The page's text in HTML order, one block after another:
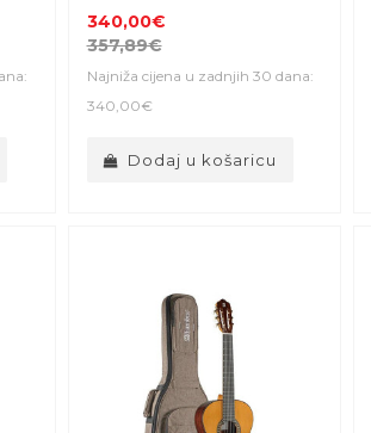
340,00€
357,89€
Najniža cijena u zadnjih 30 dana:
340,00€
Dodaj u košaricu